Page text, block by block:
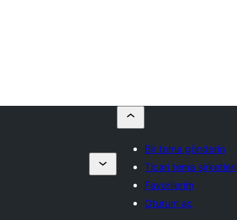
Bir tema gönderin
Ticari tema şirketleri
Favorilerim
Oturum aç